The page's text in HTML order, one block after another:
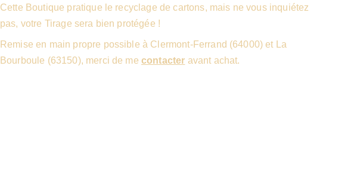
Cette Boutique pratique le recyclage de cartons, mais ne vous inquiétez
pas, votre Tirage sera bien protégée !
Remise en main propre possible à Clermont-Ferrand (64000) et La
Bourboule (63150), merci de me contacter avant achat.